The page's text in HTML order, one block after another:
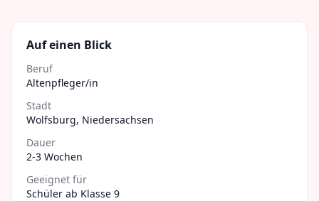
Auf einen Blick
Beruf
Altenpfleger/in
Stadt
Wolfsburg, Niedersachsen
Dauer
2-3 Wochen
Geeignet für
Schüler ab Klasse 9